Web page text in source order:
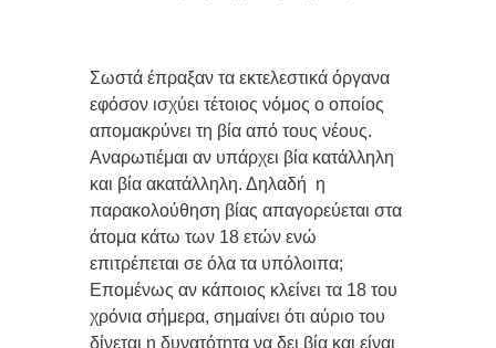
Σωστά έπραξαν τα εκτελεστικά όργανα
εφόσον ισχύει τέτοιος νόμος ο οποίος
απομακρύνει τη βία από τους νέους.
Αναρωτιέμαι αν υπάρχει βία κατάλληλη
και βία ακατάλληλη. Δηλαδή η
παρακολούθηση βίας απαγορεύεται στα
άτομα κάτω των 18 ετών ενώ
επιτρέπεται σε όλα τα υπόλοιπα;
Επομένως αν κάποιος κλείνει τα 18 του
χρόνια σήμερα, σημαίνει ότι αύριο του
δίνεται η δυνατότητα να δει βία και είναι